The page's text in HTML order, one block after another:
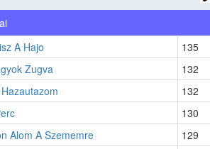
A Hajo
135
Zugva
132
132
130
Alom A Szememre
129